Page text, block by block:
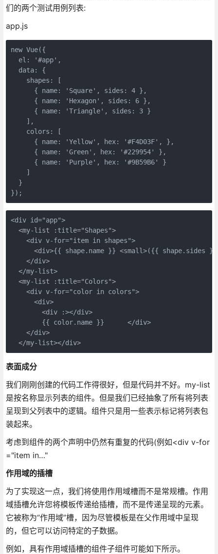
们的两个测试用例列表:
app.js
new Vue({
  el: '#app',
  data: {
    shapes: [
      { name: 'Square', sides: 4 },
      { name: 'Hexagon', sides: 6 },
      { name: 'Triangle', sides: 3 }
    ],
    colors: [
      { name: 'Yellow', hex: '#F4D03F', },
      { name: 'Green', hex: '#229954' },
      { name: 'Purple', hex: '#9B59B6' }
    ]
  }
});
<div id="app">
  <my-list :title="Shapes">
    <div v-for="item in shapes">
<div>{{ shape.name }} <small>({{ shape.sides
    </div>
  </my-list>
  <my-list :title="Colors">
    <div v-for="color in colors">
      <div>
        <div :></div>
        {{ color.name }}      </div>
    </div>
  </my-list></div>
表面成分
我们刚刚创建的代码工作得很好，但是代码并不好。my-list
是按名称显示列表的组件。但是我们已经抽象了所有将列表
呈现到父列表中的逻辑。组件只是用一些表示标记将列表包
装起来。
考虑到组件的两个声明中仍然有重复的代码(例如<div v-for
="item in…"
作用域的插槽
为了实现这一点，我们将使用作用域槽而不是常规槽。作用
域插槽允许您将模板传递给插槽，而不是传递呈现的元素。
它被称为“作用域”槽，因为尽管模板是在父作用域中呈现
的，但它可以访问特定的子数据。
例如，具有作用域插槽的组件子组件可能如下所示。